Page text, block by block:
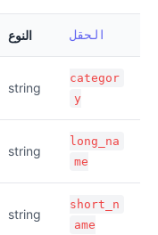
الحقل النوع
categor
y
string
long_na
me
string
short_n
ame
string